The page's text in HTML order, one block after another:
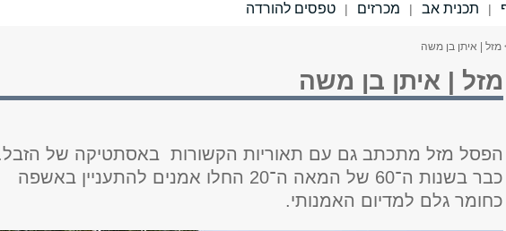
| תכנית אב | מכרזים | טפסים להורדה
מזל | איתן בן משה
מזל | איתן בן משה
הפסל מזל מתכתב גם עם תאוריות הקשורות באסתטיקה של
כבר בשנות ה־60 של המאה ה־20 החלו אמנים להתעניין באשפה
כחומר גלם למדיום האמנותי.